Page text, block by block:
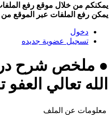
يمكنكم من خلال موقع رفع
يمكن رفع الملفات عبر الموقع
دخول
تسجيل عضوية جديده
● ملخص شرح
الله تعالي
معلومات عن الملف